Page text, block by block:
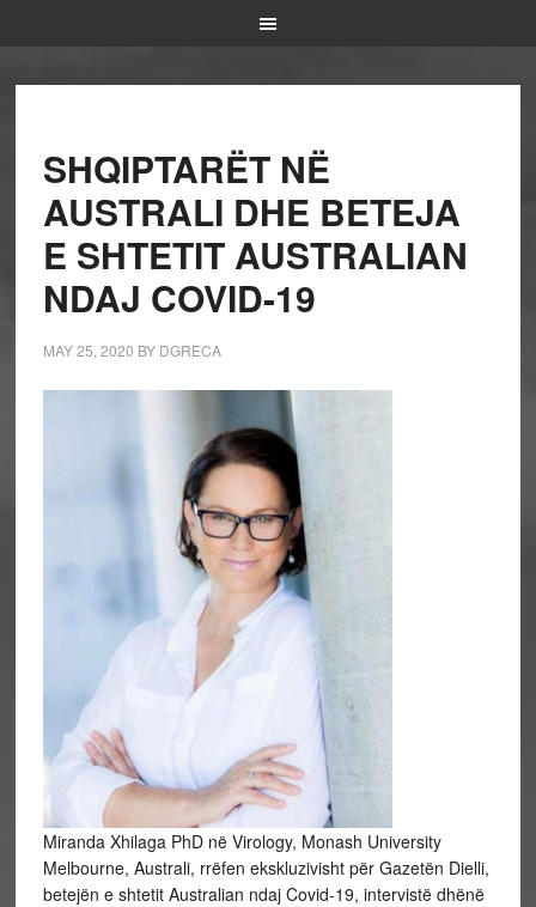
SHQIPTARËT NË
AUSTRALI DHE BETEJA
E SHTETIT AUSTRALIAN
NDAJ COVID-19
MAY 25, 2020 BY DGRECA
Miranda Xhilaga PhD në Virology, Monash University
Melbourne, Australi, rrëfen ekskluzivisht për Gazetën Dielli,
betejën e shtetit Australian ndaj Covid-19, intervistë dhënë